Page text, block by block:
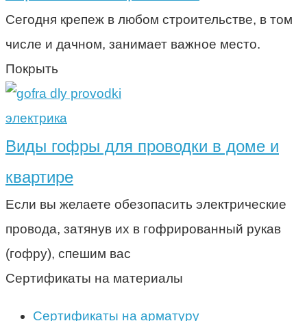
Сегодня крепеж в любом строительстве, в том
числе и дачном, занимает важное место.
Покрыть
электрика
Виды гофры для проводки в доме и
квартире
Если вы желаете обезопасить электрические
провода, затянув их в гофрированный рукав
(гофру), спешим вас
Сертификаты на материалы
Сертификаты на арматуру